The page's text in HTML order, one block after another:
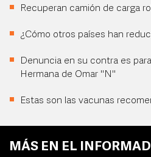
Recuperan camión de carga
¿Cómo otros países han
Denuncia en su contra es
Hermana de Omar "N"
Estas son las vacunas
MÁS EN EL